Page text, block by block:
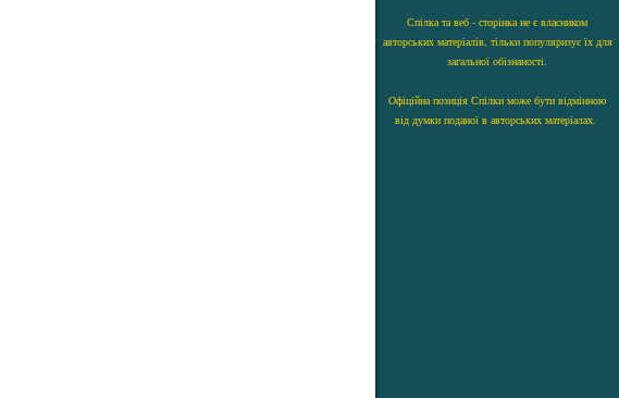
Спілка та веб - сторінка не є власником
авторських матеріалів, тільки популяризує їх для
загальної обізнаності.
Офіційна позиція Спілки може бути відмінною
від думки поданої в авторських матеріалах.